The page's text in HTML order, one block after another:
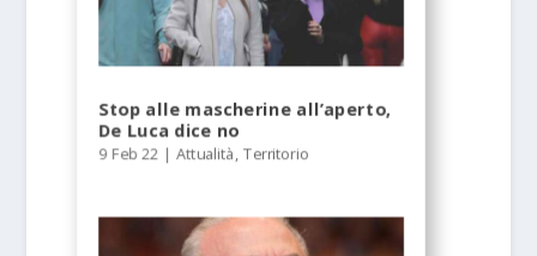
Stop alle mascherine all’aperto,
De Luca dice no
9 Feb 22 |Attualità ,Territorio